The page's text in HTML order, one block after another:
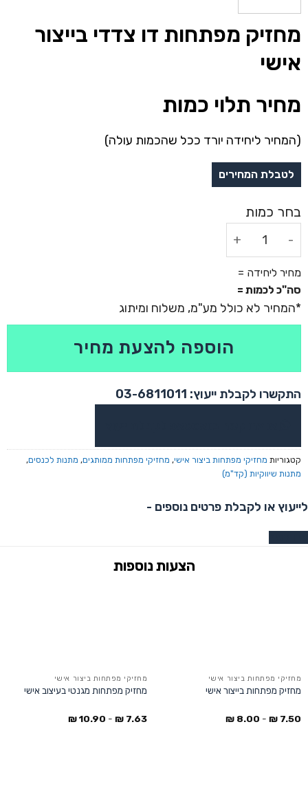
מחזיק מפתחות דו צדדי בייצור
אישי
מחיר תלוי כמות
(המחיר ליחידה יורד ככל שהכמות עולה)
סה"כ לכמות =
מחיר ליחידה =
הוספה להצעת מחיר
התקשרו לקבלת ייעוץ: 03-6811011
קטגוריות מחזיקי מפתחות ביצור אישי, מחזיקי מפתחות ממותגים, מתנות לכנסים,
מתנות שיווקיות (קד"מ)
לייעוץ או לקבלת פרטים נוספים -
מחזיקי מפתחות ביצור אישי
מחזיק מפתחות בייצור אישי
7.50
₪
-
8.00
₪
מחזיקי מפתחות ביצור אישי
מחזיק מפתחות מגנטי בעיצוב אישי
7.63
₪
-
10.90
₪